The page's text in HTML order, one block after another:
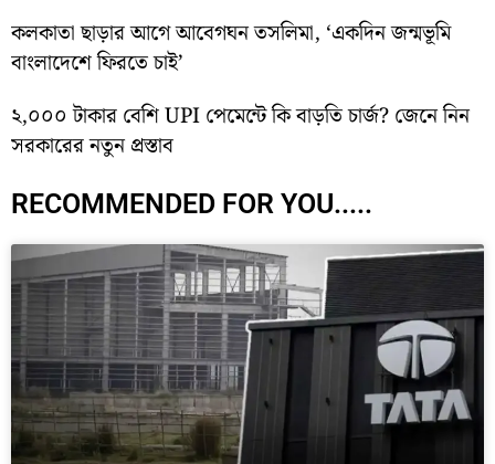
কলকাতা ছাড়ার আগে আবেগঘন তসলিমা, ‘একদিন জন্মভূমি
বাংলাদেশে ফিরতে চাই’
২,০০০ টাকার বেশি UPI পেমেন্টে কি বাড়তি চার্জ? জেনে নিন
সরকারের নতুন প্রস্তাব
RECOMMENDED FOR YOU.....